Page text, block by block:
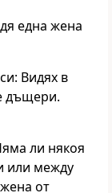
една жена
Видях в
дъщери.
ли някоя
или между
от